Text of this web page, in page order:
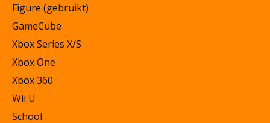
Figure (gebruikt)
GameCube
Xbox Series X/S
Xbox One
Xbox 360
Wii U
School